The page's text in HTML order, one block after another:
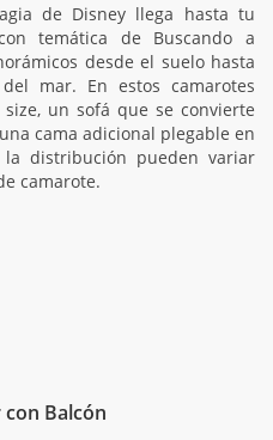
de Disney llega hasta tu
temática de Buscando a
desde el suelo hasta
mar. En estos camarotes
un sofá que se convierte
cama adicional plegable en
distribución pueden variar
camarote.
Balcón